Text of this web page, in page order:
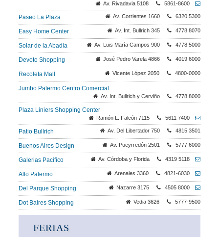
Av. Rivadavia 5108 5861-8600
Paseo La Plaza Av. Corrientes 1660 6320 5300
Easy Home Center Av. Int. Bullrich 345 4778 8070
Solar de la Abadia Av. Luis María Campos 900 4778 5000
Devoto Shopping José Pedro Varela 4866 4019 6000
Recoleta Mall Vicente López 2050 4800-0000
Jumbo Palermo Centro Comercial
Av. Int. Bullrich y Cerviño 4778 8000
Plaza Liniers Shopping Center
Ramón L. Falcón 7115 5611 7400
Patio Bullrich Av. Del Libertador 750 4815 3501
Buenos Aires Design Av. Pueyrredón 2501 5777 6000
Galerias Pacifico Av. Córdoba y Florida 4319 5118
Alto Palermo Arenales 3360 4821-6030
Del Parque Shopping Nazarre 3175 4505 8000
Dot Baires Shopping Vedia 3626 5777-9500
FERIAS